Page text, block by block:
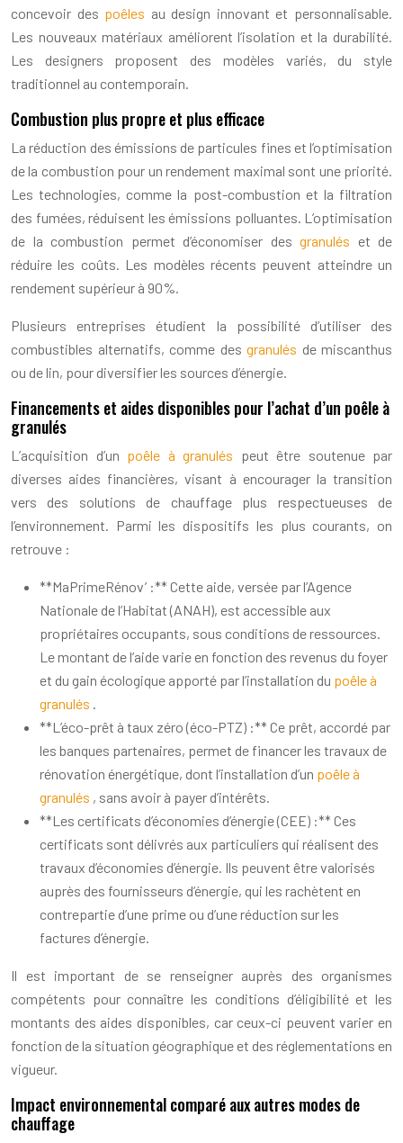
concevoir des poêles au design innovant et personnalisable.
Les nouveaux matériaux améliorent l’isolation et la durabilité.
Les designers proposent des modèles variés, du style
traditionnel au contemporain.
Combustion plus propre et plus efficace
La réduction des émissions de particules fines et l’optimisation
de la combustion pour un rendement maximal sont une priorité.
Les technologies, comme la post-combustion et la filtration
des fumées, réduisent les émissions polluantes. L’optimisation
de la combustion permet d’économiser des granulés et de
réduire les coûts. Les modèles récents peuvent atteindre un
rendement supérieur à 90%.
Plusieurs entreprises étudient la possibilité d’utiliser des
combustibles alternatifs, comme des granulés de miscanthus
ou de lin, pour diversifier les sources d’énergie.
Financements et aides disponibles pour l’achat d’un poêle à
granulés
L’acquisition d’un poêle à granulés peut être soutenue par
diverses aides financières, visant à encourager la transition
vers des solutions de chauffage plus respectueuses de
l’environnement. Parmi les dispositifs les plus courants, on
retrouve :
**MaPrimeRénov’ :** Cette aide, versée par l’Agence
Nationale de l’Habitat (ANAH), est accessible aux
propriétaires occupants, sous conditions de ressources.
Le montant de l’aide varie en fonction des revenus du foyer
et du gain écologique apporté par l’installation du poêle à
granulés .
**L’éco-prêt à taux zéro (éco-PTZ) :** Ce prêt, accordé par
les banques partenaires, permet de financer les travaux de
rénovation énergétique, dont l’installation d’un poêle à
granulés , sans avoir à payer d’intérêts.
**Les certificats d’économies d’énergie (CEE) :** Ces
certificats sont délivrés aux particuliers qui réalisent des
travaux d’économies d’énergie. Ils peuvent être valorisés
auprès des fournisseurs d’énergie, qui les rachètent en
contrepartie d’une prime ou d’une réduction sur les
factures d’énergie.
Il est important de se renseigner auprès des organismes
compétents pour connaître les conditions d’éligibilité et les
montants des aides disponibles, car ceux-ci peuvent varier en
fonction de la situation géographique et des réglementations en
vigueur.
Impact environnemental comparé aux autres modes de
chauffage